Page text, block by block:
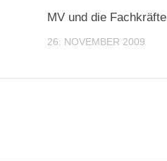
MV und die Fachkräfte
26. NOVEMBER 2009